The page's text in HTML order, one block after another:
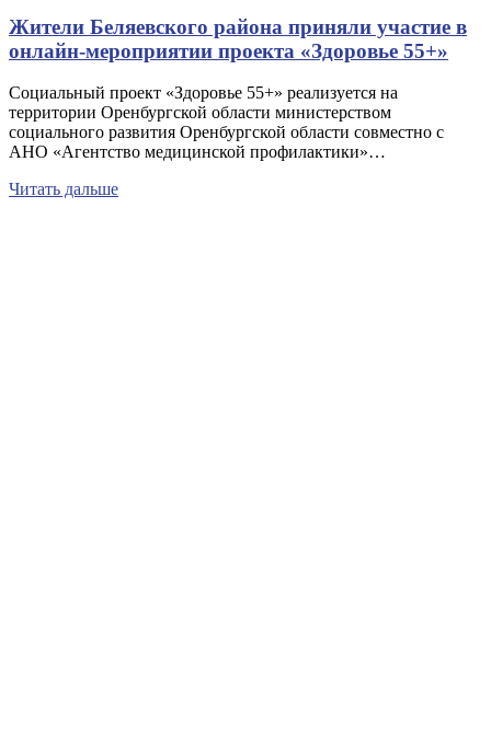
Жители Беляевского района приняли участие в
онлайн-мероприятии проекта «Здоровье 55+»
Социальный проект «Здоровье 55+» реализуется на
территории Оренбургской области министерством
социального развития Оренбургской области совместно с
АНО «Агентство медицинской профилактики»…
Читать дальше